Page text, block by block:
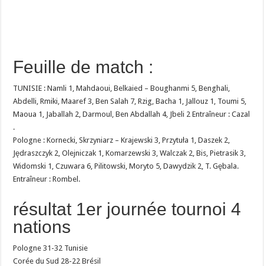
Feuille de match :
TUNISIE : Namli 1, Mahdaoui, Belkaied – Boughanmi 5, Benghali,
Abdelli, Rmiki, Maaref 3, Ben Salah 7, Rzig, Bacha 1, Jallouz 1, Toumi 5,
Maoua 1, Jaballah 2, Darmoul, Ben Abdallah 4, Jbeli 2 Entraîneur : Cazal
.
Pologne : Kornecki, Skrzyniarz – Krajewski 3, Przytuła 1, Daszek 2,
Jędraszczyk 2, Olejniczak 1, Komarzewski 3, Walczak 2, Bis, Pietrasik 3,
Widomski 1, Czuwara 6, Pilitowski, Moryto 5, Dawydzik 2, T. Gębala.
Entraîneur : Rombel.
résultat 1er journée tournoi 4
nations
Pologne 31-32 Tunisie
Corée du Sud 28-22 Brésil